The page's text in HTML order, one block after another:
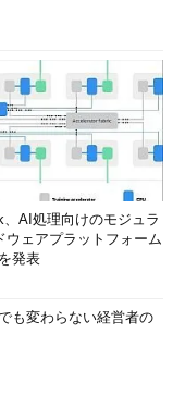
、AI処理向けのモジュラ
ウェアプラットフォーム
発表
も変わらない経営者の